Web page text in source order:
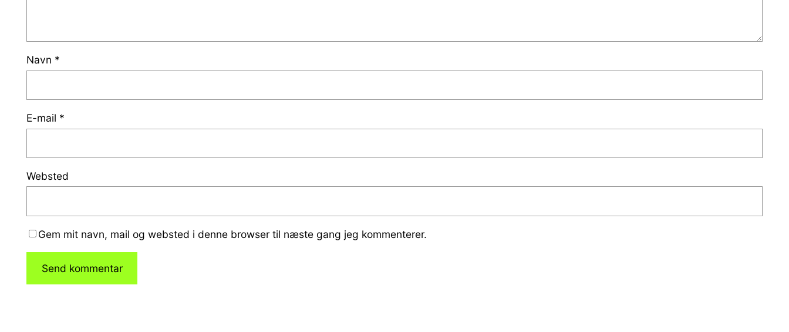
Navn *
E-mail *
Websted
Gem mit navn, mail og websted i denne browser til næste gang jeg kommenterer.